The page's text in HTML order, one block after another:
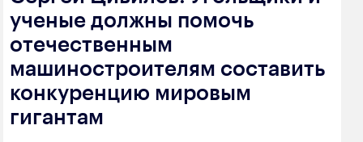
Выберите отрасль
Угольная промышленность
Горно-металлургическая промышленность
Химическая промышленность
Предприятия
Новости
промышленности
ученые должны помочь
отечественным
машиностроителям составить
конкуренцию мировым
гигантам